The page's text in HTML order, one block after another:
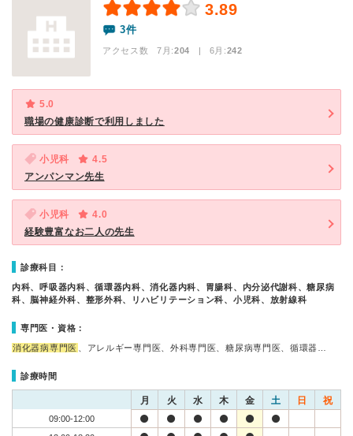
3.89
3件
アクセス数 7月:204 | 6月:242
5.0
職場の健康診断で利用しました
小児科
4.5
アンパンマン先生
小児科
4.0
経験豊富なお二人の先生
診療科目：
内科、呼吸器内科、循環器内科、消化器内科、胃腸科、内分泌代謝科、糖尿病
科、脳神経外科、整形外科、リハビリテーション科、小児科、放射線科
専門医・資格：
消化器病専門医 、アレルギー専門医、外科専門医、糖尿病専門医、循環器…
診療時間
月 火 水 木 金 土 日 祝
09:00-12:00